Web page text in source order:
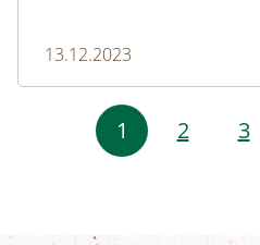
13.12.2023
Seitennummerierung
1 2 3